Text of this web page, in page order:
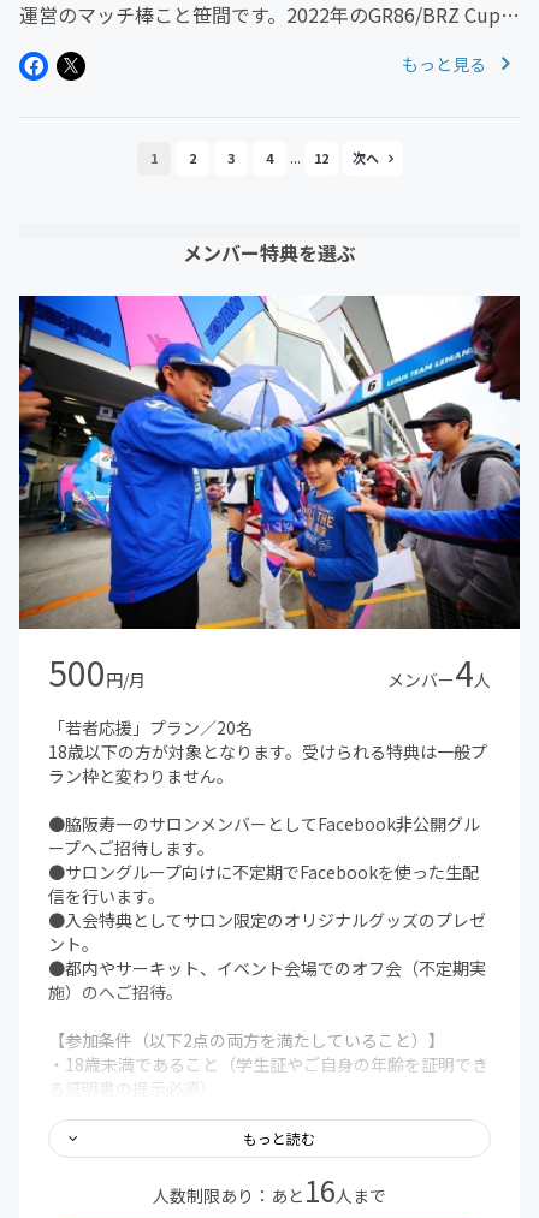
運営のマッチ棒こと笹間です。2022年のGR86/BRZ Cupも
のダブルヘッダー最終戦ですね。今日は予選と第5戦の決
もっと見る
1 2 3 4 ... 12
メンバー特典を選ぶ
500円/月 メンバー4人
「若者応援」プラン／20名
18歳以下の方が対象となります。受けられる特典は一般プ
ラン枠と変わりません。
●脇阪寿一のサロンメンバーとしてFacebook非公開グル
ープへご招待します。
●サロングループ向けに不定期でFacebookを使った生配
信を行います。
●入会特典としてサロン限定のオリジナルグッズのプレゼ
ント。
●都内やサーキット、イベント会場でのオフ会（不定期実
施）のへご招待。
【参加条件（以下2点の両方を満たしていること）】
・18歳未満であること（学生証やご自身の年齢を証明でき
る証明書の提示必須）
（2001年4月2日以降生まれ）
※こちらのリターンは18歳以下のみ対象です。
もっと読む
人数制限あり：あと 16人まで